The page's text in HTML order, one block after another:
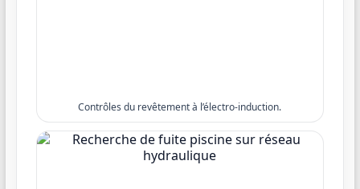
Contrôles du revêtement à l’électro-induction.